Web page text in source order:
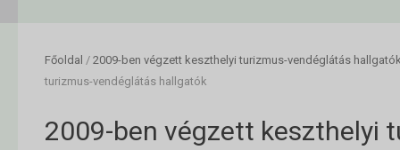
Főoldal / 2009-ben végzett keszthelyi turizmus-vendéglátás
turizmus-vendéglátás hallgatók
2009-ben végzett keszthelyi